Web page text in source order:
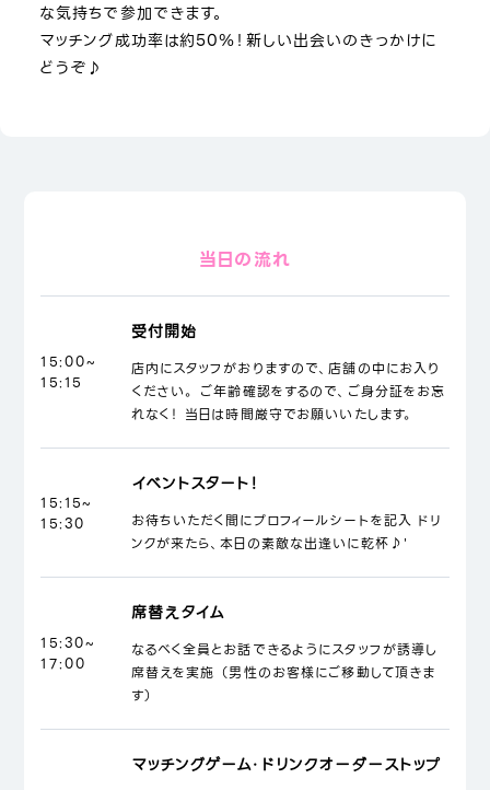
な気持ちで参加できます。
マッチング成功率は約50％！新しい出会いのきっかけに
どうぞ♪
当日の流れ
15:00~
15:15
受付開始
店内にスタッフがおりますので、店舗の中にお入り
ください。 ご年齢確認をするので、ご身分証をお忘
れなく！ 当日は時間厳守でお願いいたします。
15:15~
15:30
イベントスタート！
お待ちいただく間にプロフィールシートを記入 ドリ
ンクが来たら、本日の素敵な出逢いに乾杯♪'
15:30~
17:00
席替えタイム
なるべく全員とお話できるようにスタッフが誘導し
席替えを実施 （男性のお客様にご移動して頂きま
す）
マッチングゲーム・ドリンクオーダーストップ